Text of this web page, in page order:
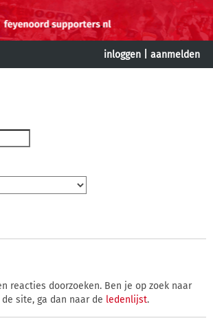
inloggen aanmelden
reacties doorzoeken. Ben je op zoek naar
site, ga dan naar de ledenlijst.